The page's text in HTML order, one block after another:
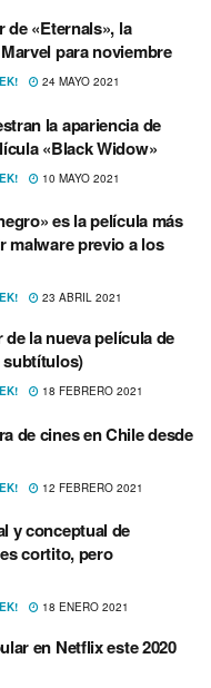
de «Eternals», la
para noviembre
24 MAYO 2021
la apariencia de
«Black Widow»
10 MAYO 2021
es la película más
malware previo a los
23 ABRIL 2021
la nueva pelí­cula de
subtí­tulos)
18 FEBRERO 2021
de cines en Chile desde
12 FEBRERO 2021
y conceptual de
cortito, pero
18 ENERO 2021
en Netflix este 2020